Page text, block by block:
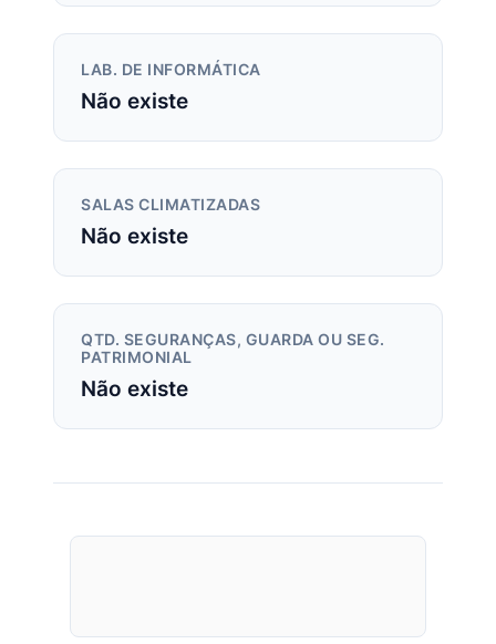
LAB. DE INFORMÁTICA
Não existe
SALAS CLIMATIZADAS
Não existe
QTD. SEGURANÇAS, GUARDA OU SEG.
PATRIMONIAL
Não existe